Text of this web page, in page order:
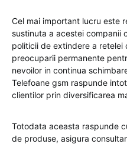
Cel mai important lucru este
sustinuta a acestei companii
politicii de extindere a
preocuparii permanente
nevoilor in continua
Telefoane gsm raspunde
clientilor prin diversificarea
Totodata aceasta raspunde
de produse, asigura